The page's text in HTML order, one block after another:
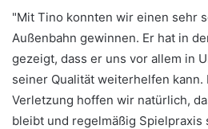
"Mit Tino konnten wir einen sehr
Außenbahn gewinnen. Er hat in
gezeigt, dass er uns vor allem in
seiner Qualität weiterhelfen kann.
Verletzung hoffen wir natürlich,
bleibt und regelmäßig Spielpraxis